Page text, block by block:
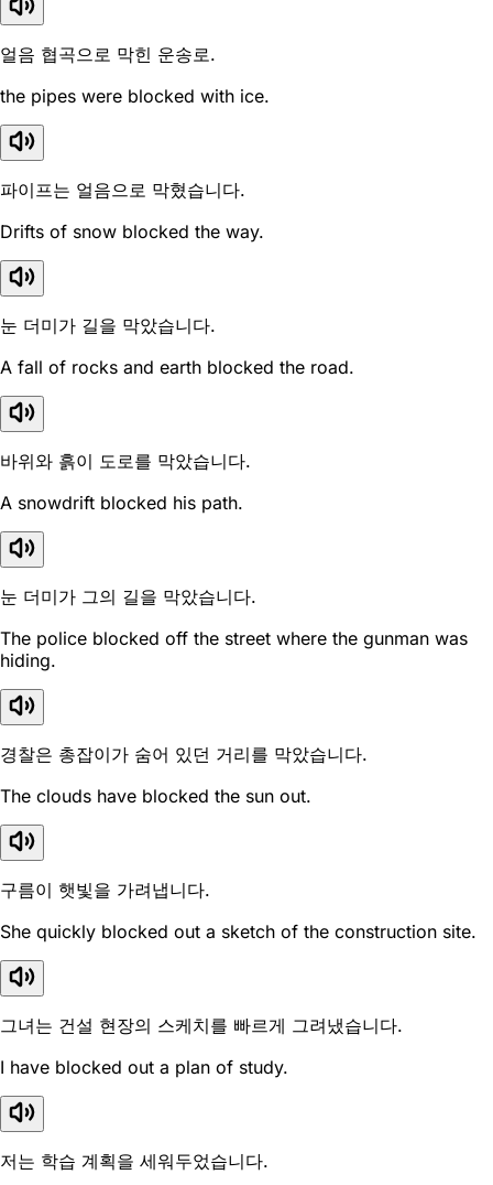
얼음 협곡으로 막힌 운송로.
the pipes were blocked with ice.
파이프는 얼음으로 막혔습니다.
Drifts of snow blocked the way.
눈 더미가 길을 막았습니다.
A fall of rocks and earth blocked the road.
바위와 흙이 도로를 막았습니다.
A snowdrift blocked his path.
눈 더미가 그의 길을 막았습니다.
The police blocked off the street where the gunman was
hiding.
경찰은 총잡이가 숨어 있던 거리를 막았습니다.
The clouds have blocked the sun out.
구름이 햇빛을 가려냅니다.
She quickly blocked out a sketch of the construction site.
그녀는 건설 현장의 스케치를 빠르게 그려냈습니다.
I have blocked out a plan of study.
저는 학습 계획을 세워두었습니다.